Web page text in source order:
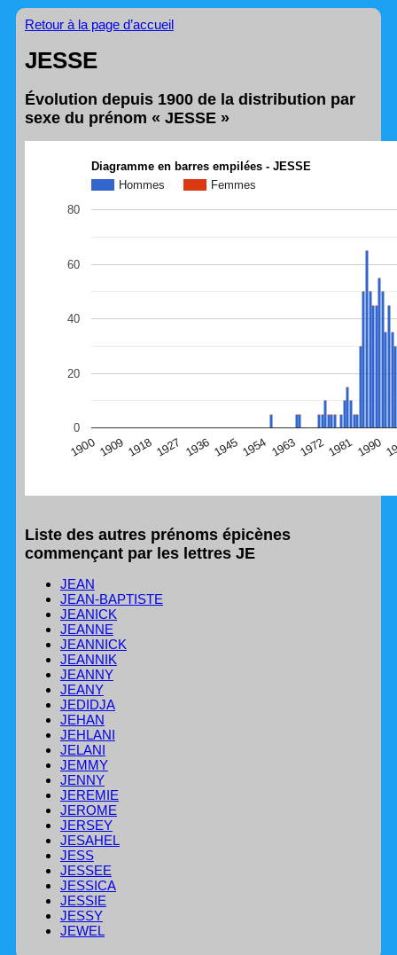
Retour à la page d’accueil
JESSE
Évolution depuis 1900 de la distribution par
sexe du prénom « JESSE »
Diagramme en barres empilées - JESSE
Hommes
Femmes
1900 1909 1918 1927 1936 1945 1954 1963 19721981 1990
0
20
40
60
80
(Graphique Google Charts, non compatible avec le
navigateur Safari en ce moment)
Liste des autres prénoms épicènes
commençant par les lettres JE
JEAN
JEAN-BAPTISTE
JEANICK
JEANNE
JEANNICK
JEANNIK
JEANNY
JEANY
JEDIDJA
JEHAN
JEHLANI
JELANI
JEMMY
JENNY
JEREMIE
JEROME
JERSEY
JESAHEL
JESS
JESSEE
JESSICA
JESSIE
JESSY
JEWEL